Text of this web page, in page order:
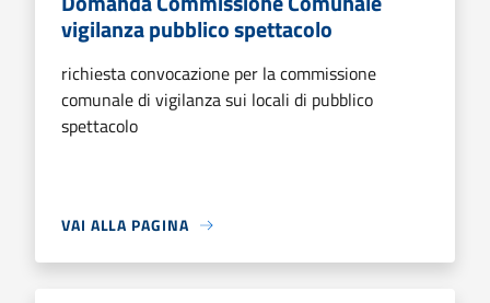
vigilanza pubblico spettacolo
richiesta convocazione per la commissione
comunale di vigilanza sui locali di pubblico
spettacolo
VAI ALLA PAGINA